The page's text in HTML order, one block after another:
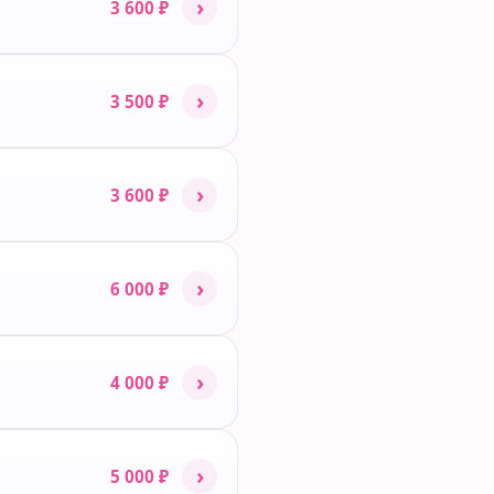
3 600 ₽ ›
3 500 ₽ ›
3 600 ₽ ›
6 000 ₽ ›
4 000 ₽ ›
5 000 ₽ ›